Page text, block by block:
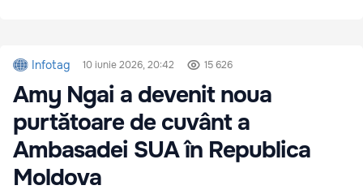
Infotag 10 iunie 2026, 20:42 15 626
Amy Ngai a devenit noua
purtătoare de cuvânt a
Ambasadei SUA în Republica
Moldova